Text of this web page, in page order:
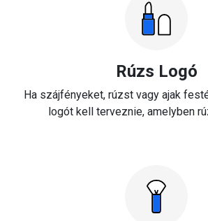
Rúzs Logó
Ha szájfényeket, rúzst vagy ajak
logót kell terveznie, amelyben